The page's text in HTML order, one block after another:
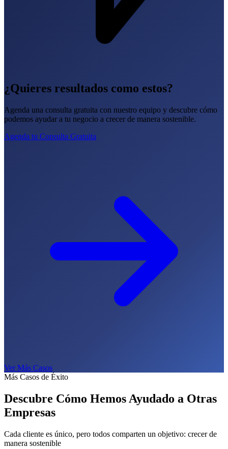
¿Quieres resultados como estos?
Agenda una consulta gratuita con nuestro equipo y descubre cómo
podemos ayudar a tu negocio a crecer de manera sostenible.
Agenda tu Consulta Gratuita
Ver Más Casos
Más Casos de Éxito
Descubre Cómo Hemos Ayudado a Otras
Empresas
Cada cliente es único, pero todos comparten un objetivo: crecer de
manera sostenible